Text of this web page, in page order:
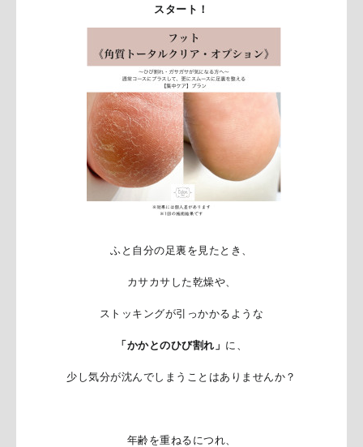
スタート！
ふと自分の足裏を見たとき、
カサカサした乾燥や、
ストッキングが引っかかるような
「かかとのひび割れ」 に、
少し気分が沈んでしまうことはありませんか？
年齢を重ねるにつれ、